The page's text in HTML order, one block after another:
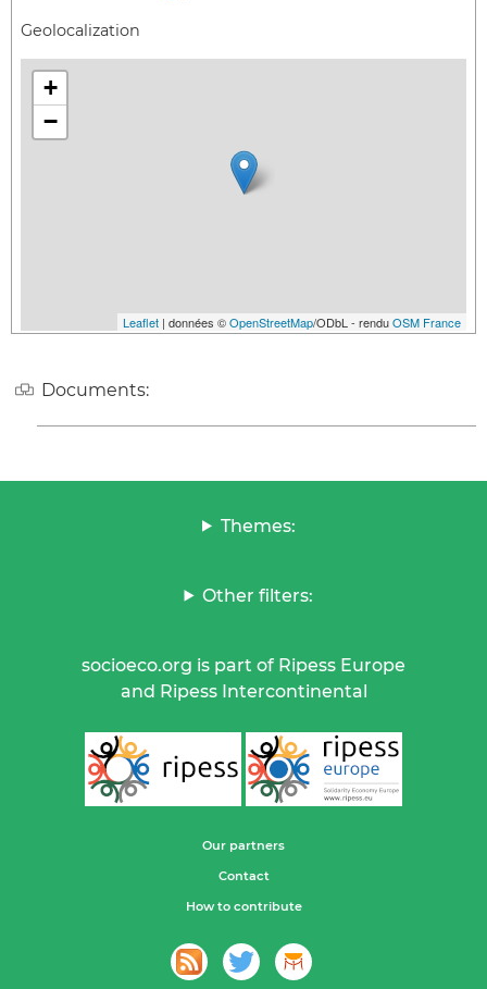
Geolocalization
+
−
Leaflet | données ©OpenStreetMap/ODbL - renduOSM France
Documents:
Themes:
Other filters:
socioeco.org is part of Ripess Europe
and Ripess Intercontinental
Our partners
Contact
How to contribute